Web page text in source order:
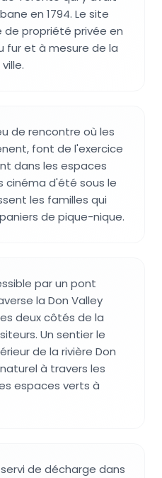
en 1794. Le site
propriété privée en
fur et à mesure de la
de rencontre où les
font de l'exercice
dans les espaces
cinéma d'été sous le
les familles qui
de pique-nique.
par un pont
la Don Valley
deux côtés de la
Un sentier le
de la rivière Don
à travers les
espaces verts à
de décharge dans